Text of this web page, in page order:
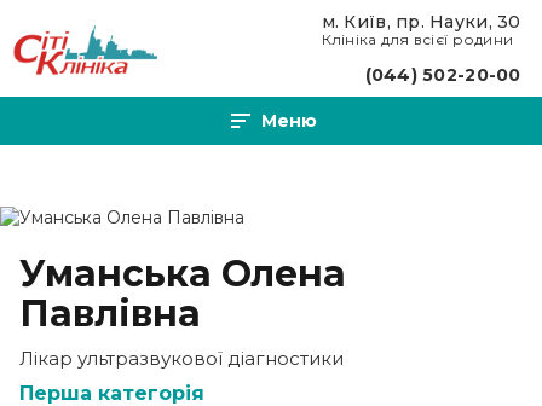
м. Київ, пр. Науки, 30
Клініка для всієї родини
(044) 502-20-00
Меню
Уманська Олена
Павлівна
Лікар ультразвукової діагностики
Перша категорія